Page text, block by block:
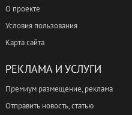
О проекте
Условия пользования
Карта сайта
РЕКЛАМА И УСЛУГИ
Премиум размещение, реклама
Отправить новость, статью